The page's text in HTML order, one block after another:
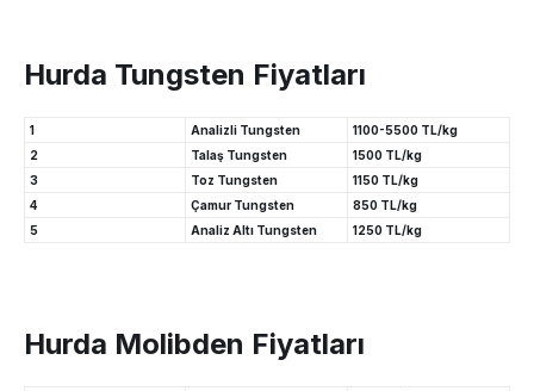
Hurda Tungsten Fiyatları
1 Analizli Tungsten
1100-5500 TL/kg
2
Talaş Tungsten
1500 TL/kg
3
Toz Tungsten
1150 TL/kg
4
Çamur Tungsten
850 TL/kg
5
Analiz Altı Tungsten 1250 TL/kg
Hurda Molibden Fiyatları